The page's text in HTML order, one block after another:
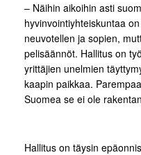
– Näihin aikoihin asti
hyvinvointiyhteiskuntaa
neuvotellen ja sopien,
pelisäännöt. Hallitus on
yrittäjien unelmien
kaapin paikkaa.
Suomea se ei ole
Hallitus on täysin